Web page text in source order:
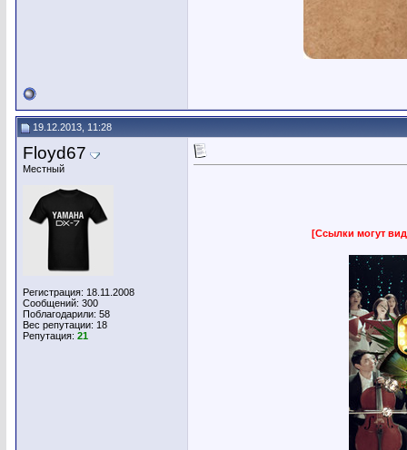
19.12.2013, 11:28
Floyd67
Местный
Регистрация: 18.11.2008
Сообщений: 300
Поблагодарили: 58
Вес репутации: 18
Репутация: 21
[Ссылки могут